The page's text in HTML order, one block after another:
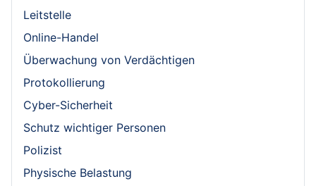
Leitstelle
Online-Handel
Überwachung von Verdächtigen
Protokollierung
Cyber-Sicherheit
Schutz wichtiger Personen
Polizist
Physische Belastung